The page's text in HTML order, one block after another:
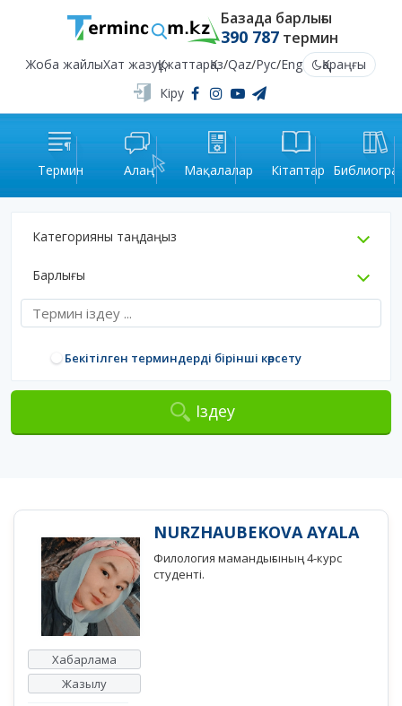
Базада барлығы
390 787термин
Жоба жайлыХат жазуҚұжаттарҚаз/Qaz/Рус/Eng
Қараңғы
Кіру
Термин Алаң Мақалалар Кітаптар
Категорияны таңдаңыз
Барлығы
Бекітілген терминдерді бірінші көрсету
Іздеу
Хабарлама
Жазылу
NURZHAUBEKOVA AYALA
Филология мамандығының 4-курс
студенті.